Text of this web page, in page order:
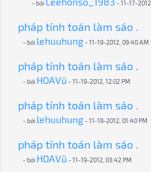
- bởi - 11-17-
pháp tính toán làm sáo .
- bởi lehuuhung- 11-19-2012, 09:40 AM
pháp tính toán làm sáo .
- bởi HOAVũ - 11-19-2012, 12:02 PM
pháp tính toán làm sáo .
- bởi lehuuhung- 11-19-2012, 01:40 PM
pháp tính toán làm sáo .
- bởi HOAVũ - 11-19-2012, 03:42 PM